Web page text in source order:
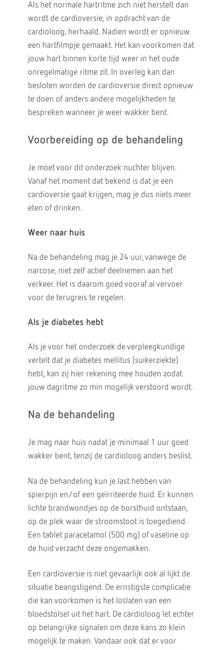
Als het normale hartritme zich niet herstelt dan
wordt de cardioversie, in opdracht van de
cardioloog, herhaald. Nadien wordt er opnieuw
een hartfilmpje gemaakt. Het kan voorkomen dat
jouw hart binnen korte tijd weer in het oude
onregelmatige ritme zit. In overleg kan dan
besloten worden de cardioversie direct opnieuw
te doen of anders andere mogelijkheden te
bespreken wanneer je weer wakker bent.
Voorbereiding op de behandeling
Je moet voor dit onderzoek nuchter blijven.
Vanaf het moment dat bekend is dat je een
cardioversie gaat krijgen, mag je dus niets meer
eten of drinken.
Weer naar huis
Na de behandeling mag je 24 uur, vanwege de
narcose, niet zelf actief deelnemen aan het
verkeer. Het is daarom goed vooraf al vervoer
voor de terugreis te regelen.
Als je diabetes hebt
Als je voor het onderzoek de verpleegkundige
vertelt dat je diabetes mellitus (suikerziekte)
hebt, kan zij hier rekening mee houden zodat
jouw dagritme zo min mogelijk verstoord wordt.
Na de behandeling
Je mag naar huis nadat je minimaal 1 uur goed
wakker bent, tenzij de cardioloog anders beslist.
Na de behandeling kun je last hebben van
spierpijn en/of een geïrriteerde huid. Er kunnen
lichte brandwondjes op de borsthuid ontstaan,
op de plek waar de stroomstoot is toegediend.
Een tablet paracetamol (500 mg) of vaseline op
de huid verzacht deze ongemakken.
Een cardioversie is niet gevaarlijk ook al lijkt de
situatie beangstigend. De ernstigste complicatie
die kan voorkomen is het loslaten van een
bloedstolsel uit het hart. De cardioloog let echter
op belangrijke signalen om deze kans zo klein
mogelijk te maken. Vandaar ook dat er voor